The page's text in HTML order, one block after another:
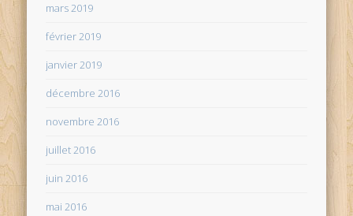
mars 2019
février 2019
janvier 2019
décembre 2016
novembre 2016
juillet 2016
juin 2016
mai 2016